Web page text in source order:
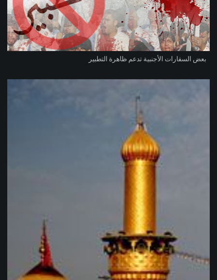
بعض السفارات الأجنبية تدعم ظاهرة التطبير